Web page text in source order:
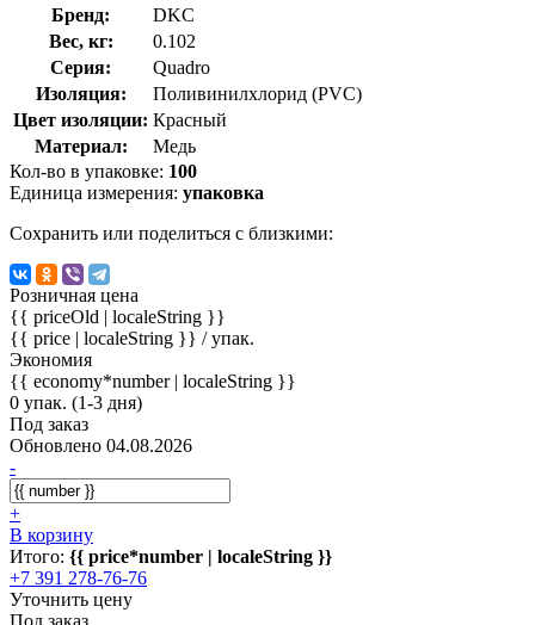
Бренд:
DKC
Вес, кг:
0.102
Серия:
Quadro
Изоляция:
Поливинилхлорид (PVC)
Цвет изоляции: Красный
Материал:
Медь
Кол-во в упаковке: 100
Единица измерения: упаковка
Сохранить или поделиться с близкими:
Розничная цена
{{ priceOld | localeString }}
{{ price | localeString }} / упак.
Экономия
{{ economy*number | localeString }}
0 упак. (1-3 дня)
Под заказ
Обновлено 04.08.2026
-
+
В корзину
Итого: {{ price*number | localeString }}
+7 391 278-76-76
Уточнить цену
Под заказ